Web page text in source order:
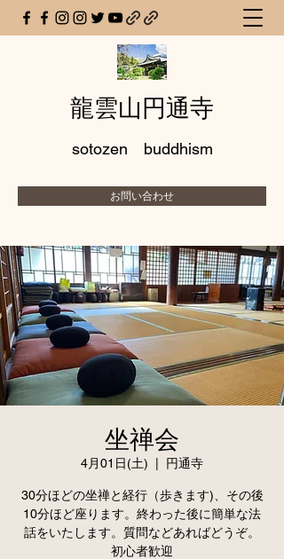
龍雲山円通寺
sotozen buddhism
お問い合わせ
坐禅会
4月01日(土) 円通寺
30分ほどの坐禅と経行（歩きます)、その後
10分ほど座ります。終わった後に簡単な法
話をいたします。質問などあればどうぞ。
初心者歓迎